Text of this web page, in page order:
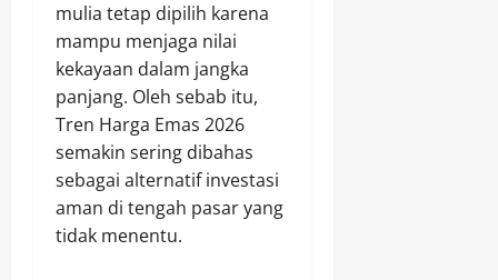
mulia tetap dipilih karena
mampu menjaga nilai
kekayaan dalam jangka
panjang. Oleh sebab itu,
Tren Harga Emas 2026
semakin sering dibahas
sebagai alternatif investasi
aman di tengah pasar yang
tidak menentu.